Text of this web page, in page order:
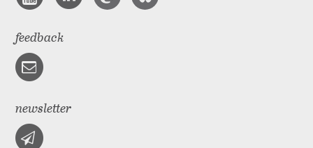
feedback
newsletter